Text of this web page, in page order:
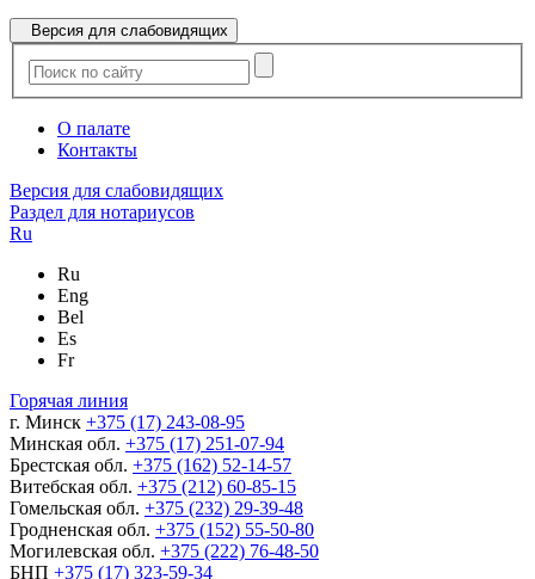
Версия для слабовидящих
О палате
Контакты
Версия для слабовидящих
Раздел для нотариусов
Ru
Ru
Eng
Bel
Es
Fr
Горячая линия
г. Минск +375 (17) 243-08-95
Минская обл. +375 (17) 251-07-94
Брестская обл. +375 (162) 52-14-57
Витебская обл. +375 (212) 60-85-15
Гомельская обл. +375 (232) 29-39-48
Гродненская обл. +375 (152) 55-50-80
Могилевская обл. +375 (222) 76-48-50
БНП +375 (17) 323-59-34